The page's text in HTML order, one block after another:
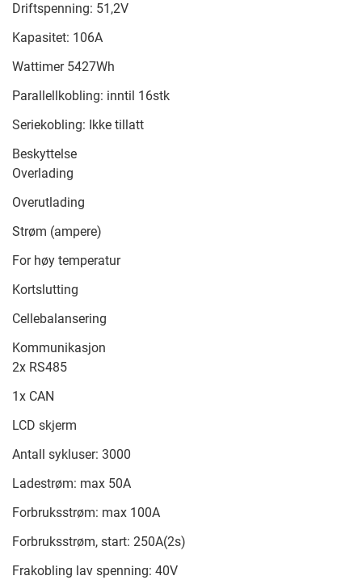
Driftspenning: 51,2V
Kapasitet: 106A
Wattimer 5427Wh
Parallellkobling: inntil 16stk
Seriekobling: Ikke tillatt
Beskyttelse
Overlading
Overutlading
Strøm (ampere)
For høy temperatur
Kortslutting
Cellebalansering
Kommunikasjon
2x RS485
1x CAN
LCD skjerm
Antall sykluser: 3000
Ladestrøm: max 50A
Forbruksstrøm: max 100A
Forbruksstrøm, start: 250A(2s)
Frakobling lav spenning: 40V